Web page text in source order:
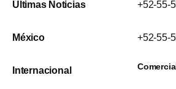
Últimas Noticias
México
Internacional
+52-55-
+52-55-